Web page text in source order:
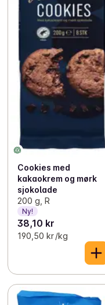
Cookies med
kakaokrem og mørk
sjokolade
200 g, R
Ny!
38,10 kr
190,50 kr /kg